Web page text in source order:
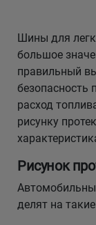
Шины для
большое
правильный
безопасность
расход
рисунку
Рисунок
делят на
Костанай
Кызылорда
Павлодар
Петропавловск
Семей